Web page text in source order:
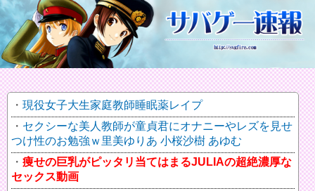
現役女子大生家庭教師睡眠薬レイプ
セクシーな美人教師が童貞君にオナニーやレズを見せ
つけ性のお勉強ｗ里美ゆりあ 小桜沙樹 あゆむ
痩せの巨乳がピッタリ当てはまるJULIAの超絶濃厚な
セックス動画